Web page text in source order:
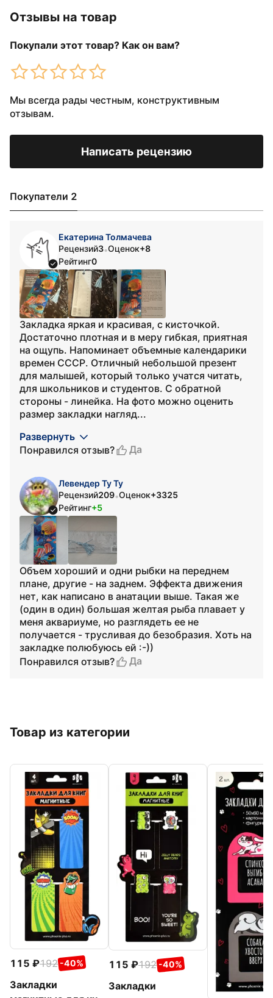
Отзывы на товар
Покупали этот товар? Как он вам?
Мы всегда рады честным, конструктивным
отзывам.
Написать рецензию
Покупатели 2
Екатерина Толмачева
Рецензий3•Оценок+8
Рейтинг0
Закладка яркая и красивая, с кисточкой.
Достаточно плотная и в меру гибкая, приятная
на ощупь. Напоминает объемные календарики
времен СССР. Отличный небольшой презент
для малышей, который только учатся читать,
для школьников и студентов. С обратной
стороны - линейка. На фото можно оценить
размер закладки нагляд...
Развернуть
Понравился отзыв?
Да
Левендер Ту Ту
Рецензий209•Оценок+3325
Рейтинг+5
Объем хороший и одни рыбки на переднем
плане, другие - на заднем. Эффекта движения
нет, как написано в анатации выше. Такая же
(один в один) большая желтая рыба плавает у
меня аквариуме, но разглядеть ее не
получается - трусливая до безобразия. Хоть на
закладке полюбуюсь ей :-))
Понравился отзыв?
Да
Товар из категории
115 192 -40%
Закладки
115 192 -40%
Закладки